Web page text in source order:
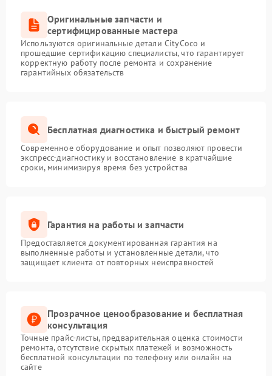
Оригинальные запчасти и
сертифицированные мастера
Используются оригинальные детали CityCoco и
прошедшие сертификацию специалисты, что гарантирует
корректную работу после ремонта и сохранение
гарантийных обязательств
Бесплатная диагностика и быстрый ремонт
Современное оборудование и опыт позволяют провести
экспресс-диагностику и восстановление в кратчайшие
сроки, минимизируя время без устройства
Гарантия на работы и запчасти
Предоставляется документированная гарантия на
выполненные работы и установленные детали, что
защищает клиента от повторных неисправностей
Прозрачное ценообразование и бесплатная
консультация
Точные прайс-листы, предварительная оценка стоимости
ремонта, отсутствие скрытых платежей и возможность
бесплатной консультации по телефону или онлайн на
сайте